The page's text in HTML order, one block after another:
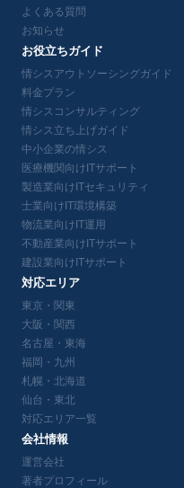
よくある質問
お知らせ
お役立ちガイド
情シスアウトソーシングガイド
料金プラン
情シスコンサルティング
情シス立ち上げガイド
中小企業の情シス
医療機関向けITサポート
製造業向けITセキュリティ
士業向けIT環境構築
物流業向けIT運用
不動産業向けITサポート
建設業向けITサポート
対応エリア
東京・関東
大阪・関西
名古屋・東海
福岡・九州
札幌・北海道
仙台・東北
対応エリア一覧
会社情報
運営会社
著者プロフィール